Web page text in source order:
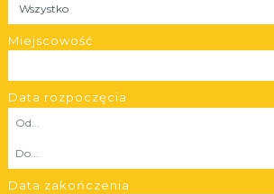
Miejscowość
Data rozpoczęcia
Data zakończenia
Brak
TRASY